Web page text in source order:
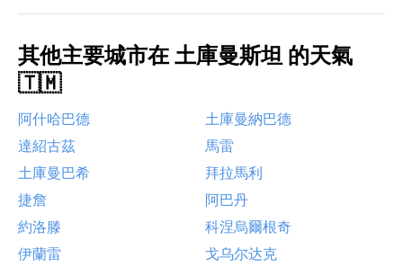
其他主要城市在 土庫曼斯坦 的天氣
🇹🇲
阿什哈巴德
土庫曼納巴德
達紹古茲
馬雷
土庫曼巴希
拜拉馬利
捷詹
阿巴丹
約洛滕
科涅烏爾根奇
伊蘭雷
戈乌尔达克